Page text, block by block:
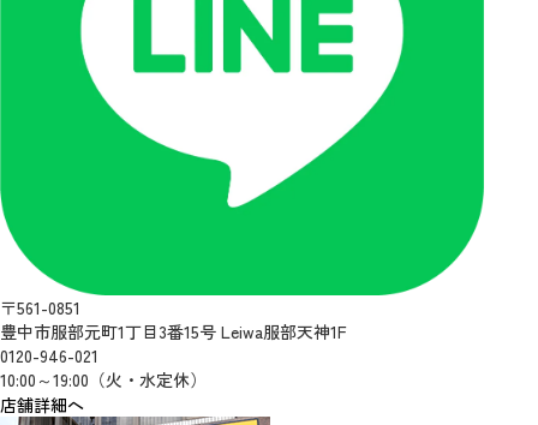
〒561-0851
豊中市服部元町1丁目3番15号 Leiwa服部天神1F
0120-946-021
10:00～19:00（火・水定休）
店舗詳細へ